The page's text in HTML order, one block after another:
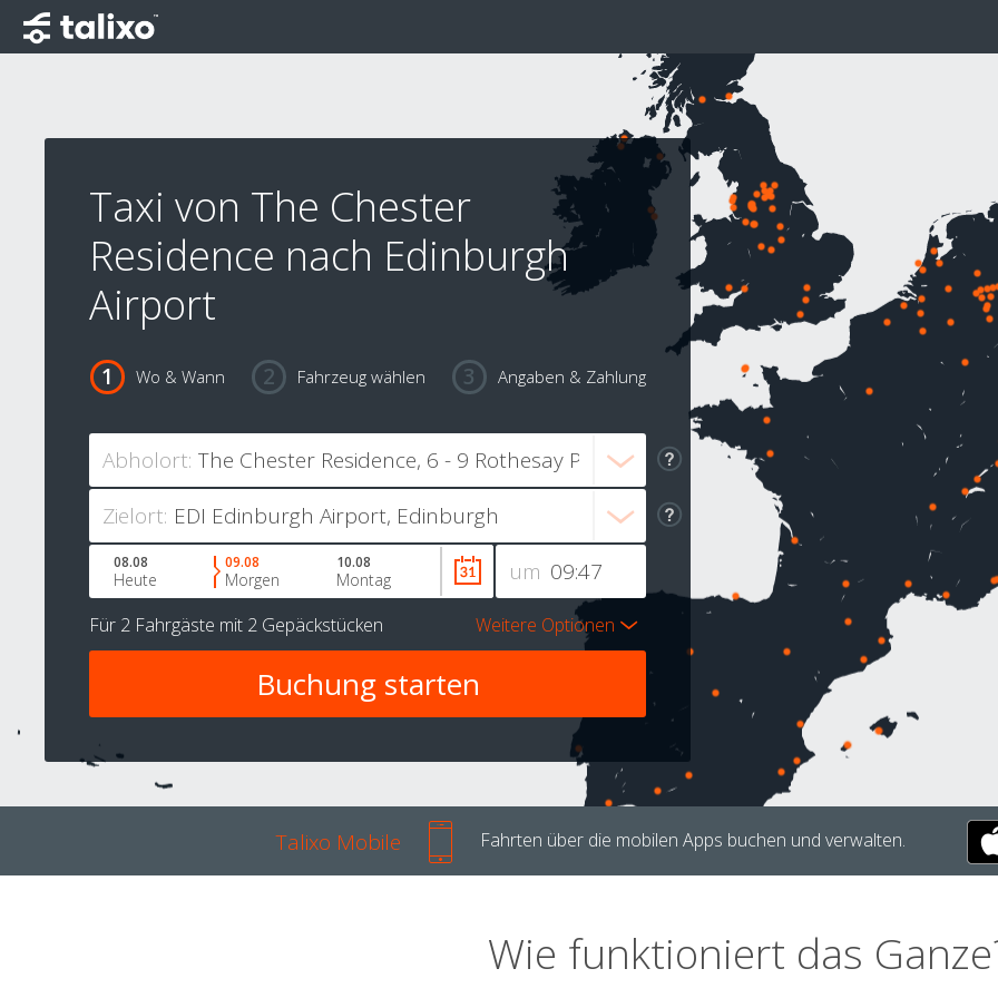
Taxi von The Chester
Residence nach Edinburgh
Airport
Wo & Wann Fahrzeug wählen Angaben & Zahlung
Abholort:
Zielort:
um
08.08
Heute
09.08
Morgen
10.08
Montag
Für 2 Fahrgäste mit 2 Gepäckstücken Weitere Optionen
Talixo Mobile Fahrten über die mobilen Apps buchen und verwalten.
Wie funktioniert das